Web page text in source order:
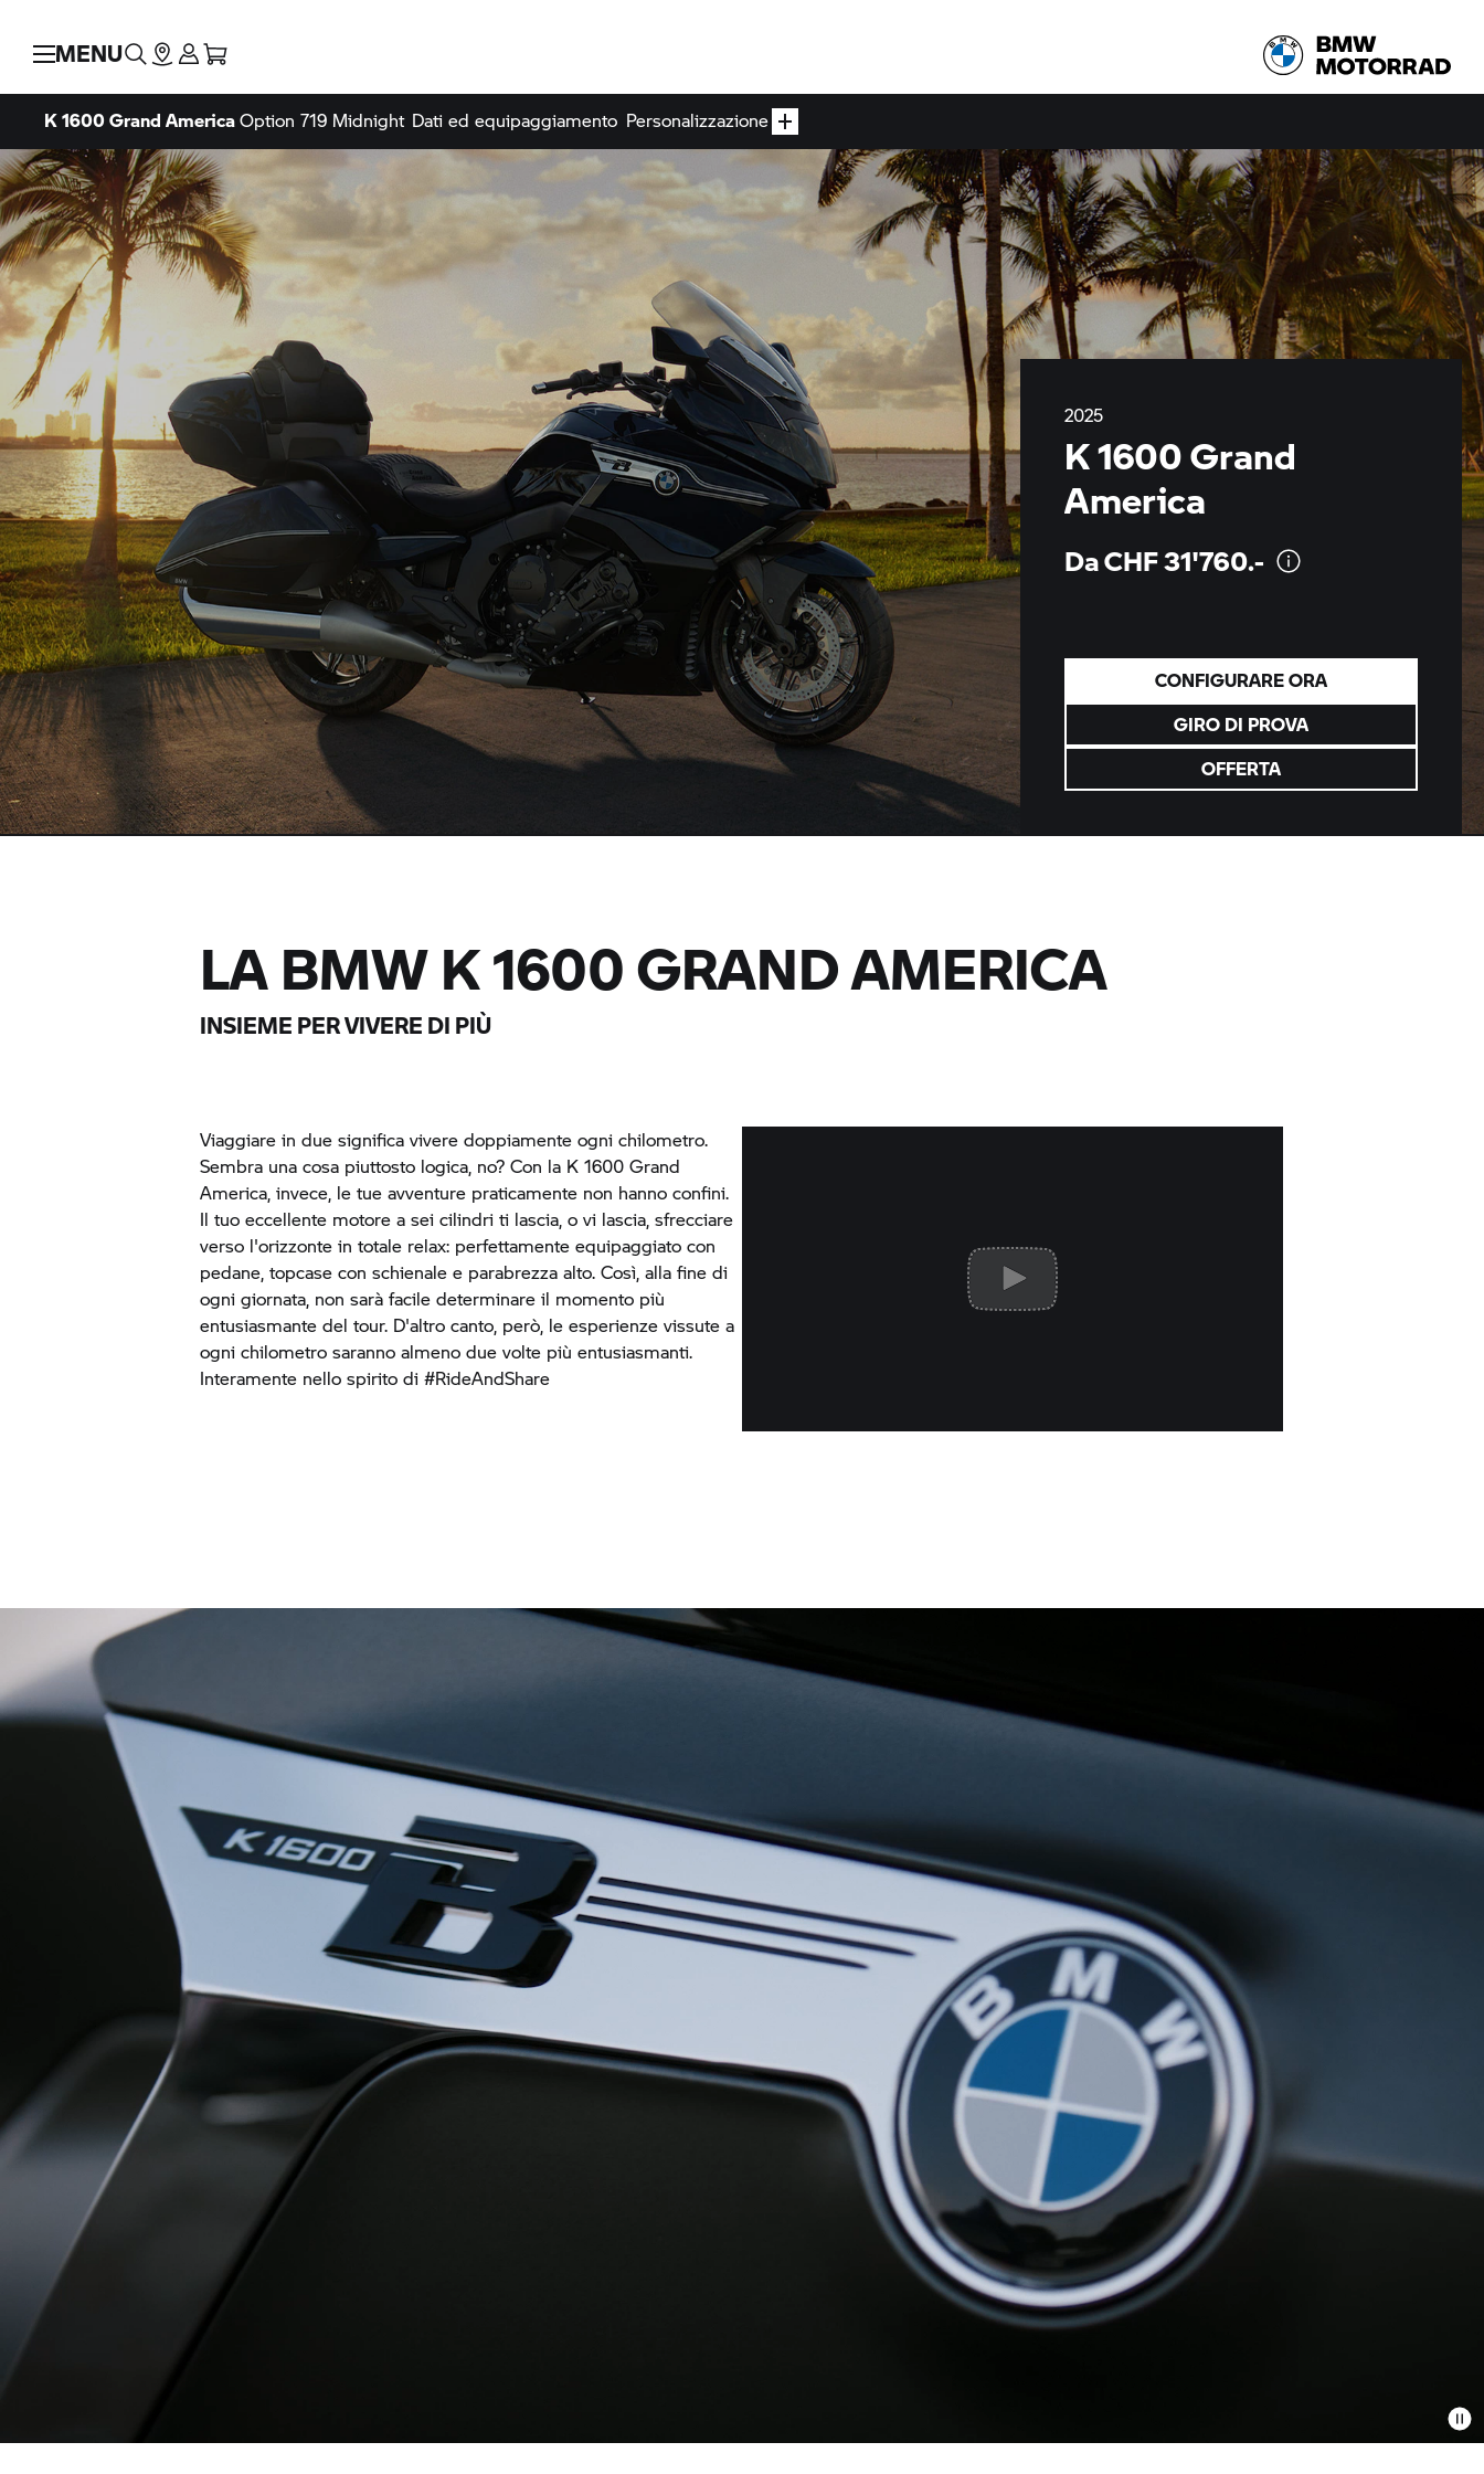
MENU
K 1600 Grand AmericaOption 719 Midnight Dati ed equipaggiamento Personalizzazione
2025
K 1600 Grand
America
Da CHF31'760.-
CONFIGURARE ORA
GIRO DI PROVA
OFFERTA
LA BMW K 1600 GRAND AMERICA
INSIEME PER VIVERE DI PIÙ
Viaggiare in due significa vivere doppiamente ogni chilometro.
Sembra una cosa piuttosto logica, no? Con la K 1600 Grand
America, invece, le tue avventure praticamente non hanno confini.
Il tuo eccellente motore a sei cilindri ti lascia, o vi lascia, sfrecciare
verso l'orizzonte in totale relax: perfettamente equipaggiato con
pedane, topcase con schienale e parabrezza alto. Così, alla fine di
ogni giornata, non sarà facile determinare il momento più
entusiasmante del tour. D'altro canto, però, le esperienze vissute a
ogni chilometro saranno almeno due volte più entusiasmanti.
Interamente nello spirito di #RideAndShare